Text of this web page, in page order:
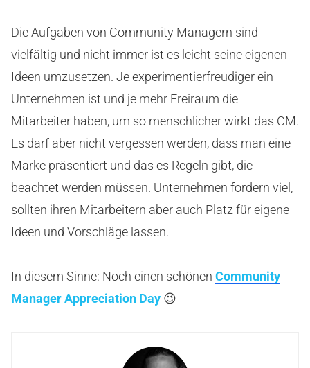
Die Aufgaben von Community Managern sind
vielfältig und nicht immer ist es leicht seine eigenen
Ideen umzusetzen. Je experimentierfreudiger ein
Unternehmen ist und je mehr Freiraum die
Mitarbeiter haben, um so menschlicher wirkt das CM.
Es darf aber nicht vergessen werden, dass man eine
Marke präsentiert und das es Regeln gibt, die
beachtet werden müssen. Unternehmen fordern viel,
sollten ihren Mitarbeitern aber auch Platz für eigene
Ideen und Vorschläge lassen.
In diesem Sinne: Noch einen schönen Community
Manager Appreciation Day 😉